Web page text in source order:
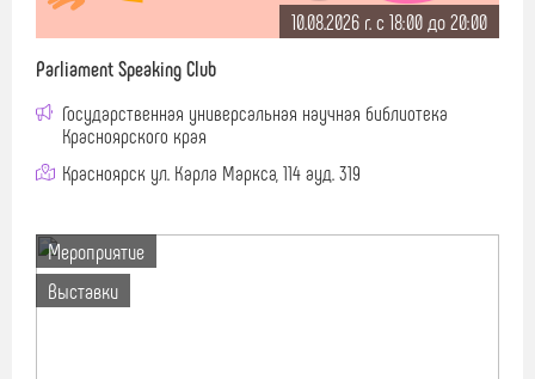
10.08.2026 г. c 18:00 до 20:00
Parliament Speaking Club
Государственная универсальная научная библиотека
Красноярского края
Красноярск ул. Карла Маркса, 114 ауд. 319
Мероприятие
Выставки